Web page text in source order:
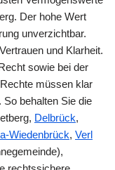
Der hohe Wert
unverzichtbar.
und Klarheit.
sowie bei der
müssen klar
behalten Sie die
Delbrück,
Wiedenbrück, Verl